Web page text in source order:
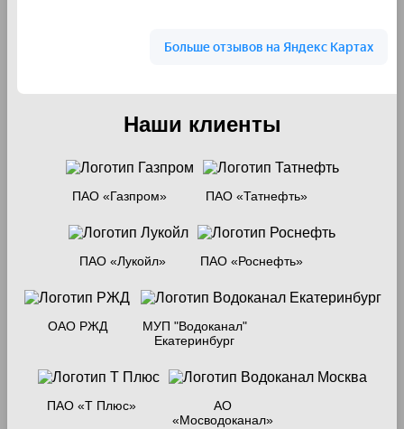
Наши клиенты
ПАО «Газпром» ПАО «Татнефть»
ПАО «Лукойл» ПАО «Роснефть»
ОАО РЖД
МУП "Водоканал"
Екатеринбург
ПАО «Т Плюс»
АО
«Мосводоканал»